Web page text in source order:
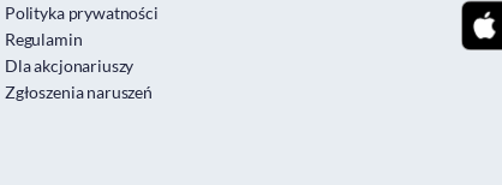
Polityka prywatności
Regulamin
Dla akcjonariuszy
Zgłoszenia naruszeń